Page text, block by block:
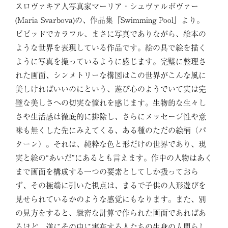
スロヴァキア人写真家マーリア・シュヴァルボヴァー
(Maria Svarbova)の、作品集『Swimming Pool』より。
ビビッドでカラフル、まさに写真でありながら、絵本の
ような世界を表現している作品です。絵の具で絵を描く
ように写真を撮っているように感じます。完璧に整理さ
れた画面、シンメトリーな構図はこの世界がこんな風に
美しければいいのにという、遊び心のようでいて実は完
璧な美しさへの切実な憧れを感じます。生物的な生々し
さや生活感は徹底的に排除し、さらにメッセージ性や意
味も無くした先にみえてくる、ある種のただの絵柄（パ
ターン）。それは、純粋な色と形だけの世界であり、現
実と絵の“あいだ”にあるとも言えます。作中の人物はあく
まで画面を構成する一つの要素としてしか扱っておら
ず、その極端に引いた視点は、まるで子供の人形遊びを
見せられているかのような感覚にもなります。また、別
の見方をすると、緻密な計算で作られた画面であればあ